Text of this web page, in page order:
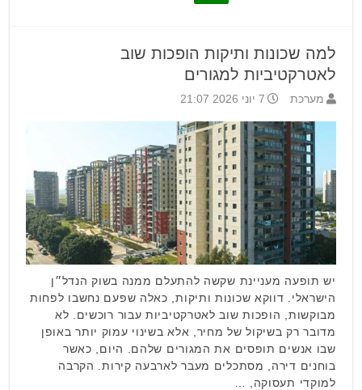
למה שכונות ותיקות הופכות שוב
לאטרקטיביות למגורים
מערכת 7 יוני 2026 21:07
יש תופעה מעניינת שקשה להתעלם ממנה בשוק הנדל״ן
הישראלי. דווקא שכונות ותיקות, כאלה שפעם נחשבו לפחות
מבוקשות, הופכות שוב לאטרקטיביות עבור רוכשים. לא
מדובר רק בשיקול של מחיר, אלא בשינוי עמוק יותר באופן
שבו אנשים תופסים את המגורים שלהם. היום, כאשר
בוחנים דירה, מסתכלים מעבר לארבעה קירות. הקרבה
למוקדי תעסוקה, …